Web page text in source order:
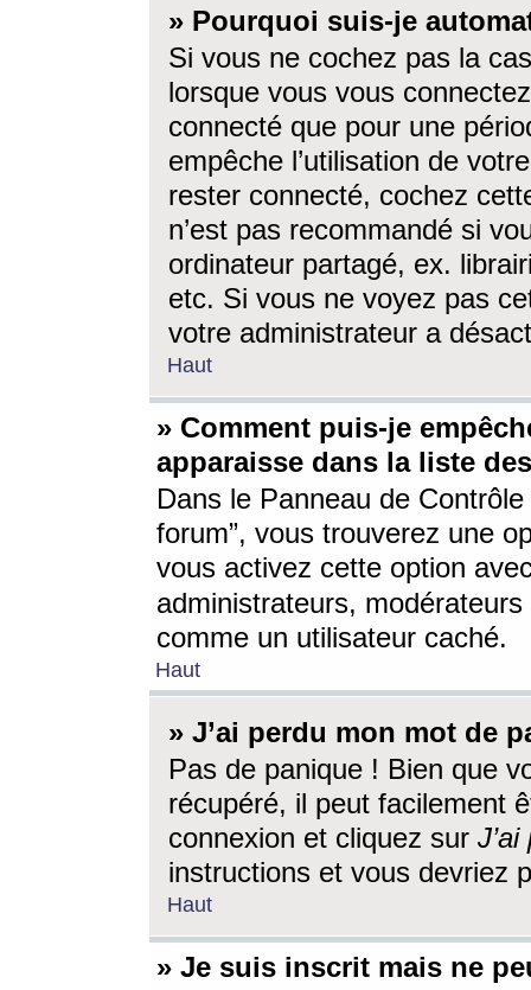
» Pourquoi suis-je
Si vous ne cochez pas la
lorsque vous vous
connecté que pour une
empêche l’utilisation de
rester connecté, cochez
n’est pas recommandé si
ordinateur partagé, ex.
etc. Si vous ne voyez pas
votre administrateur a
Haut
» Comment puis-je
apparaisse dans la liste
Dans le Panneau de
forum”, vous trouverez une
vous activez cette option
administrateurs,
comme un utilisateur caché.
Haut
» J’ai perdu mon mot de
Pas de panique ! Bien que
récupéré, il peut facilement
connexion et cliquez sur
instructions et vous devriez
Haut
» Je suis inscrit mais ne